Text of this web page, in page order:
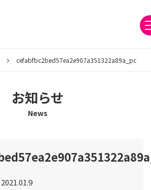
cefabfbc2bed57ea2e907a351322a89a_pc
お知らせ
News
2021.01.9